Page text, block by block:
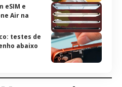
eSIM e
Air na
testes de
abaixo